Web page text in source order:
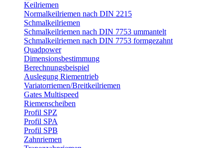
Keilriemen
Normalkeilriemen nach DIN 2215
Schmalkeilriemen
Schmalkeilriemen nach DIN 7753 ummantelt
Schmalkeilriemen nach DIN 7753 formgezahnt
Quadpower
Dimensionsbestimmung
Berechnungsbeispiel
Auslegung Riementrieb
Variatorriemen/Breitkeilriemen
Gates Multispeed
Riemenscheiben
Profil SPZ
Profil SPA
Profil SPB
Zahnriemen